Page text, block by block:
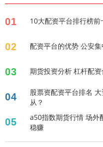
01 10大配资平台排行榜
02 配资平台的优势 公安
03 期货投资分析 杠杆配
04
股票资配资平台排名
从？
05
a50指数期货行情 场外
稳赚